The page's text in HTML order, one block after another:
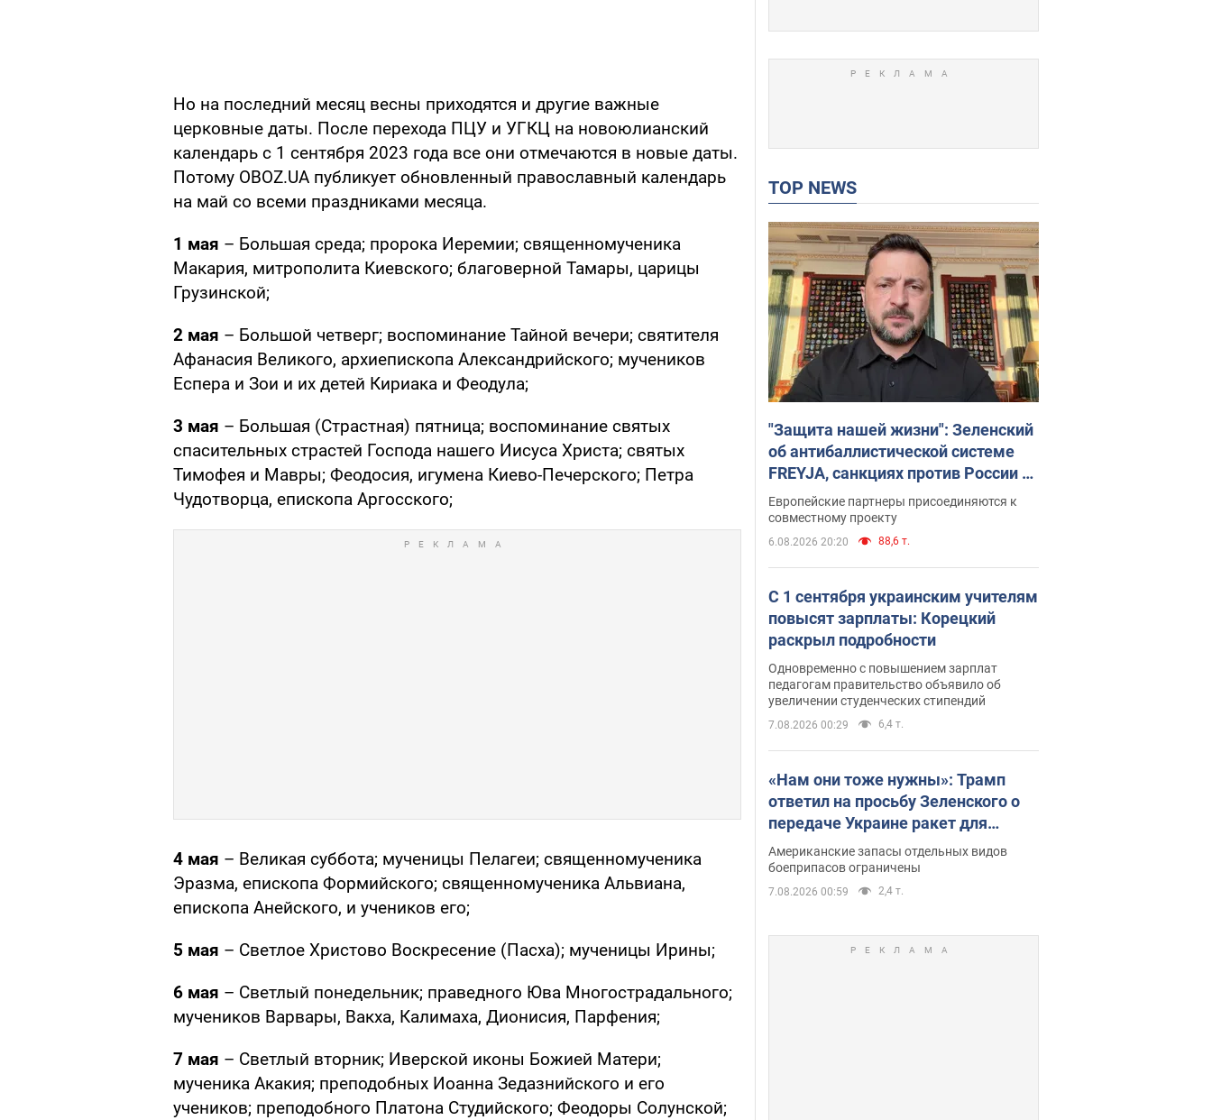
Но на последний месяц весны приходятся и другие важные
церковные даты. После перехода ПЦУ и УГКЦ на новоюлианский
календарь с 1 сентября 2023 года все они отмечаются в новые даты.
Потому OBOZ.UA публикует обновленный православный календарь
на май со всеми праздниками месяца.
1 мая – Большая среда; пророка Иеремии; священномученика
Макария, митрополита Киевского; благоверной Тамары, царицы
Грузинской;
2 мая – Большой четверг; воспоминание Тайной вечери; святителя
Афанасия Великого, архиепископа Александрийского; мучеников
Еспера и Зои и их детей Кириака и Феодула;
3 мая – Большая (Страстная) пятница; воспоминание святых
спасительных страстей Господа нашего Иисуса Христа; святых
Тимофея и Мавры; Феодосия, игумена Киево-Печерского; Петра
Чудотворца, епископа Аргосского;
4 мая – Великая суббота; мученицы Пелагеи; священномученика
Эразма, епископа Формийского; священномученика Альвиана,
епископа Анейского, и учеников его;
5 мая – Светлое Христово Воскресение (Пасха); мученицы Ирины;
6 мая – Светлый понедельник; праведного Юва Многострадального;
мучеников Варвары, Вакха, Калимаха, Дионисия, Парфения;
7 мая – Светлый вторник; Иверской иконы Божией Матери;
мученика Акакия; преподобных Иоанна Зедазнийского и его
учеников; преподобного Платона Студийского; Феодоры Солунской;
TOP NEWS
"Защита нашей жизни": Зеленский
об антибаллистической системе
FREYJA, санкциях против России и
поддержке аграриев. Видео
Европейские партнеры присоединяются к
совместному проекту
6.08.2026 20:20 88,6 т.
С 1 сентября украинским учителям
повысят зарплаты: Корецкий
раскрыл подробности
Одновременно с повышением зарплат
педагогам правительство объявило об
увеличении студенческих стипендий
7.08.2026 00:29 6,4 т.
«Нам они тоже нужны»: Трамп
ответил на просьбу Зеленского о
передаче Украине ракет для
Patriot
Американские запасы отдельных видов
боеприпасов ограничены
7.08.2026 00:59 2,4 т.